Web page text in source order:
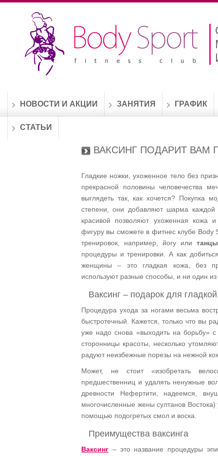
НОВОСТИ И АКЦИИ ЗАНЯТИЯ ГРАФИК
СТАТЬИ
ВАКСИНГ ПОДАРИТ ВАМ
Гладкие ножки, ухоженное тело без
прекрасной половины человечества
выглядеть так, как хочется? Покупка
степени, они добавляют шарма каждой
красивой позволяют ухоженная кожа
фигуру вы сможете в фитнес клубе Body
тренировок, например, йогу или
процедуры и тренировки. А как
женщины – это гладкая кожа, без
используют разные способы, и ни один
Ваксинг – подарок для
Процедура ухода за ногами весьма
быстротечный. Кажется, только что вы
уже надо снова «выходить на борьбу»
сторонницы красоты, несколько
радуют неизбежные порезы на нежной
Может, не стоит «изобретать
предшественниц и удалять ненужные
древности Нефертити, надеемся,
многочисленные жены султанов Востока)
помощью подогретых смол и воска.
Преимущества ваксинга
Ваксинг – это название процедуры